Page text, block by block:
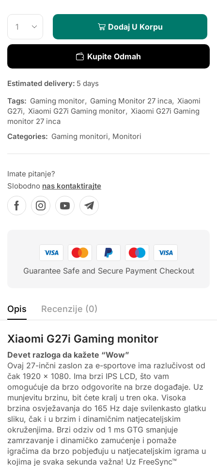
Dodaj U Korpu
Kupite Odmah
Estimated delivery: 5 days
Tags: Gaming monitor, Gaming Monitor 27 inca, Xiaomi
G27i, Xiaomi G27i Gaming monitor, Xiaomi G27i Gaming
monitor 27 inca
Categories: Gaming monitori, Monitori
Imate pitanje?
Slobodno nas kontaktirajte
Guarantee Safe and Secure Payment Checkout
Opis Recenzije (0)
Xiaomi G27i Gaming monitor
Devet razloga da kažete “Wow”
Ovaj 27-inčni zaslon za e-sportove ima razlučivost od
čak 1920 × 1080. Ima brzi IPS LCD, što vam
omogućuje da brzo odgovorite na brze događaje. Uz
munjevitu brzinu, bit ćete kralj u tren oka. Visoka
brzina osvježavanja do 165 Hz daje svilenkasto glatku
sliku, čak i u brzim i dinamičnim natjecateljskim
okruženjima. Brzi odziv od 1 ms GTG smanjuje
zamrzavanje i dinamičko zamućenje i pomaže
igračima da brzo pobjeđuju u natjecateljskim igrama u
kojima je svaka sekunda važna! Uz FreeSync™